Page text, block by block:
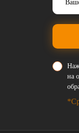
на